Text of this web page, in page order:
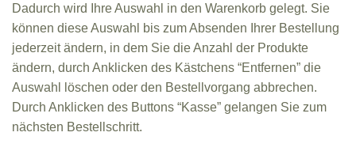
Dadurch wird Ihre Auswahl in den Warenkorb gelegt. Sie
können diese Auswahl bis zum Absenden Ihrer Bestellung
jederzeit ändern, in dem Sie die Anzahl der Produkte
ändern, durch Anklicken des Kästchens “Entfernen” die
Auswahl löschen oder den Bestellvorgang abbrechen.
Durch Anklicken des Buttons “Kasse” gelangen Sie zum
nächsten Bestellschritt.